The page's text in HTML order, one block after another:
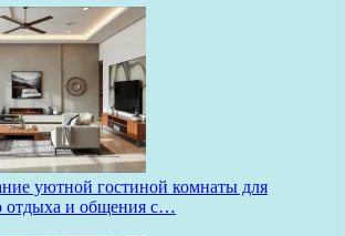
уютной гостиной комнаты для
отдыха и общения с…